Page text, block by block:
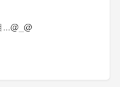
...@_@